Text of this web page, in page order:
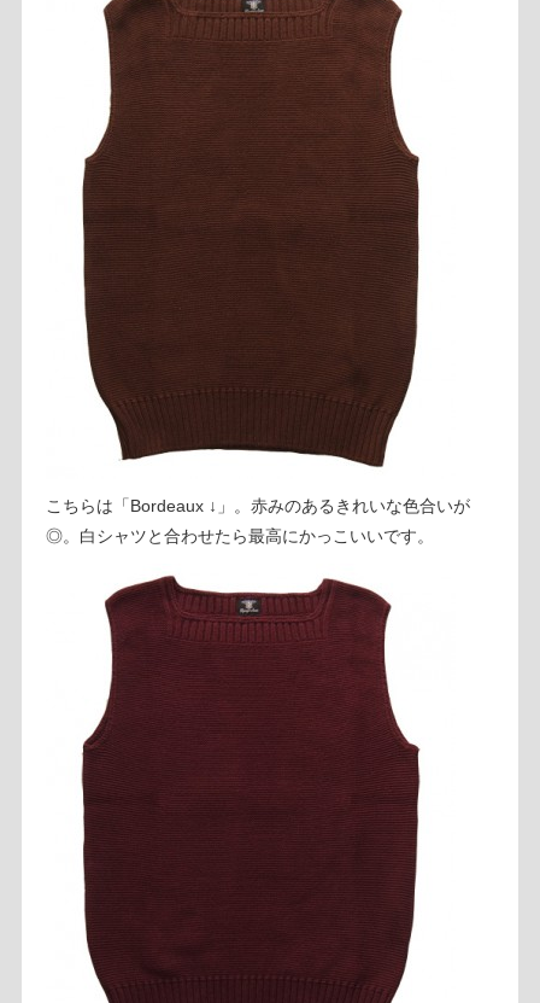
こちらは「Bordeaux ↓」。赤みのあるきれいな色合いが
◎。白シャツと合わせたら最高にかっこいいです。